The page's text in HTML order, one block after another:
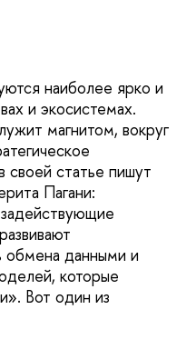
наиболее ярко и
и эко­системах.
магнитом, вокруг
статье пишут
Пагани:
обмена данными и
которые
Вот один из